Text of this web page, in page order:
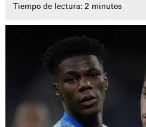
Tiempo de lectura: 2 minutos